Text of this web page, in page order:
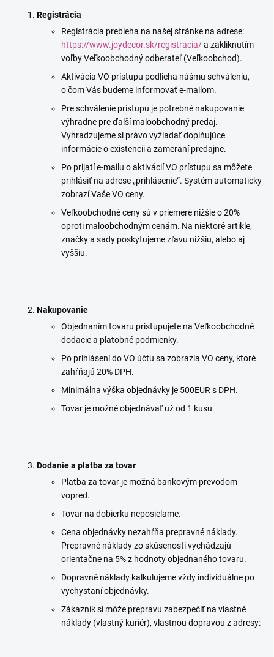
Registrácia
Registrácia prebieha na našej stránke na adrese:
https://www.joydecor.sk/registracia/a zakliknutím
voľby Veľkoobchodný odberateľ (Veľkoobchod).
Aktivácia VO prístupu podlieha nášmu schváleniu,
o čom Vás budeme informovať e-mailom.
Pre schválenie prístupu je potrebné nakupovanie
výhradne pre ďalší maloobchodný predaj.
Vyhradzujeme si právo vyžiadať doplňujúce
informácie o existencii a zameraní predajne.
Po prijatí e-mailu o aktivácií VO prístupu sa môžete
prihlásiť na adrese „prihlásenie“. Systém automaticky
zobrazí Vaše VO ceny.
Veľkoobchodné ceny sú v priemere nižšie o 20%
oproti maloobchodným cenám. Na niektoré artikle,
značky a sady poskytujeme zľavu nižšiu, alebo aj
vyššiu.
Nakupovanie
Objednaním tovaru pristupujete na Veľkoobchodné
dodacie a platobné podmienky.
Po prihlásení do VO účtu sa zobrazia VO ceny, ktoré
zahŕňajú 20% DPH.
Minimálna výška objednávky je 500EUR s DPH.
Tovar je možné objednávať už od 1 kusu.
Dodanie a platba za tovar
Platba za tovar je možná bankovým prevodom
vopred.
Tovar na dobierku neposielame.
Cena objednávky nezahŕňa prepravné náklady.
Prepravné náklady zo skúsenosti vychádzajú
orientačne na 5% z hodnoty objednaného tovaru.
Dopravné náklady kalkulujeme vždy individuálne po
vychystaní objednávky.
Zákazník si môže prepravu zabezpečiť na vlastné
náklady (vlastný kuriér), vlastnou dopravou z adresy: